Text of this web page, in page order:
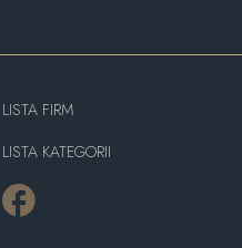
LISTA FIRM
LISTA KATEGORII